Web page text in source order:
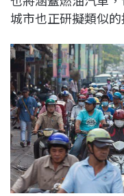
城市也正研擬類似的